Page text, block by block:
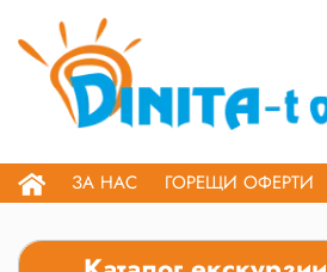
ЗА НАС ГОРЕЩИ ОФЕРТИ